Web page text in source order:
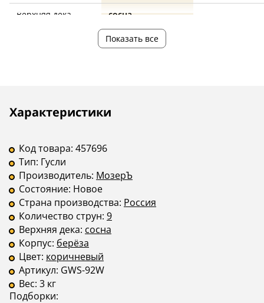
Верхняя дека
сосна
берёза
Показать все
Описание
Характеристики
Инструкции
Код товара: 457696
Тип: Гусли
Производитель: МозерЪ
Состояние: Новое
Страна производства: Россия
Количество струн: 9
Верхняя дека: сосна
Корпус: берёза
Цвет: коричневый
Артикул: GWS-92W
Вес: 3 кг
Подборки: